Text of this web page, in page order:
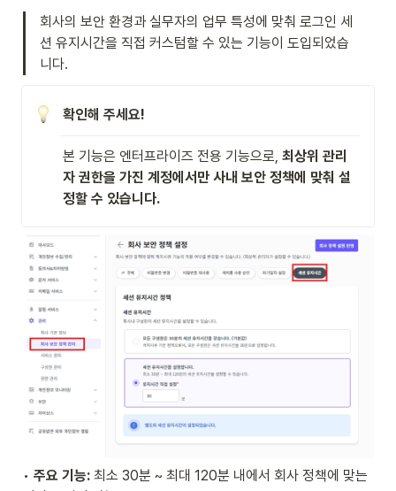
회사의 보안 환경과 실무자의 업무 특성에 맞춰 로그인 세
션 유지시간을 직접 커스텀할 수 있는 기능이 도입되었습
니다.
확인해 주세요!
본 기능은 엔터프라이즈 전용 기능으로, 최상위 관리
자 권한을 가진 계정에서만 사내 보안 정책에 맞춰 설
정할 수 있습니다.
• 주요 기능: 최소 30분 ~ 최대 120분 내에서 회사 정책에 맞는